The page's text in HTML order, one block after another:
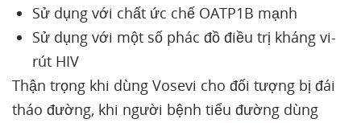
Sử dụng với chất ức chế OATP1B mạnh
Sử dụng với một số phác đồ điều trị kháng vi-
rút HIV
Thận trọng khi dùng Vosevi cho đối tượng bị đái
tháo đường, khi người bệnh tiểu đường dùng